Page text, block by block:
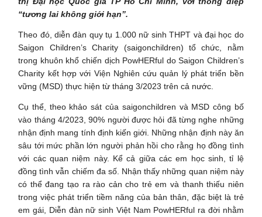
“tương lai không giới hạn”.
Theo đó, diễn đàn quy tụ 1.000 nữ sinh THPT và đại học do
Saigon Children’s Charity (saigonchildren) tổ chức, nằm
trong khuôn khổ chiến dịch PowHERful do Saigon Children’s
Charity kết hợp với Viện Nghiên cứu quản lý phát triển bền
vững (MSD) thực hiện từ tháng 3/2023 trên cả nước.
Cụ thể, theo khảo sát của saigonchildren và MSD công bố
vào tháng 4/2023, 90% người được hỏi đã từng nghe những
nhận định mang tính định kiến giới. Những nhận định này ăn
sâu tới mức phần lớn người phản hồi cho rằng họ đồng tình
với các quan niệm này. Kể cả giữa các em học sinh, tỉ lệ
đồng tình vẫn chiếm đa số. Nhận thấy những quan niệm này
có thể đang tạo ra rào cản cho trẻ em và thanh thiếu niên
trong việc phát triển tiềm năng của bản thân, đặc biệt là trẻ
em gái, Diễn đàn nữ sinh Việt Nam PowHERful ra đời nhằm